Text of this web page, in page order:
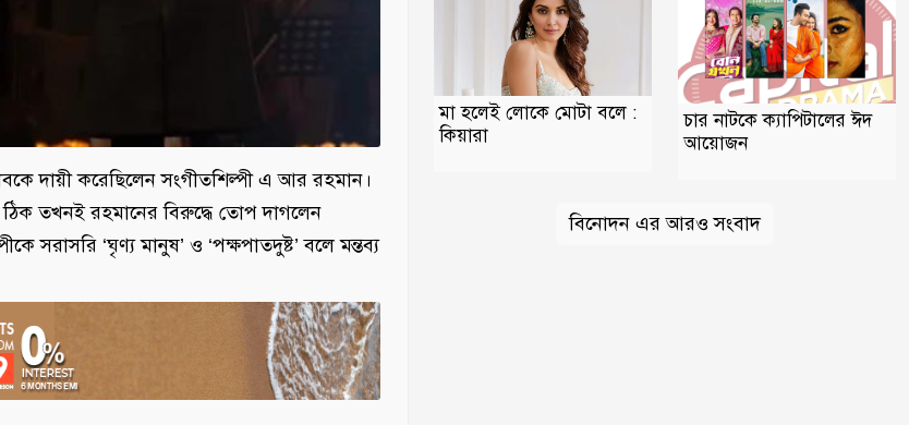
দায়ী করেছিলেন সংগীতশিল্পী এ আর রহমান।
তখনই রহমানের বিরুদ্ধে তোপ দাগলেন
সরাসরি ‘ঘৃণ্য মানুষ’ ও ‘পক্ষপাতদুষ্ট’ বলে মন্তব্য
মা হলেই লোকে মোটা বলে :
কিয়ারা
চার নাটকে ক্যাপিটালের ঈদ
আয়োজন
বিনোদন এর আরও সংবাদ